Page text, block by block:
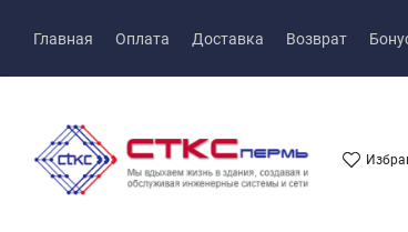
Главная Оплата Доставка Возврат